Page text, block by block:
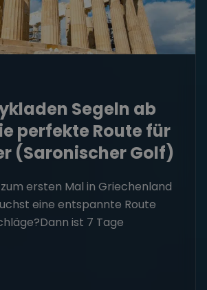
Segeln ab
perfekte Route für
(Saronischer Golf)
ersten Mal in Griechenland
eine entspannte Route
ist 7 Tage